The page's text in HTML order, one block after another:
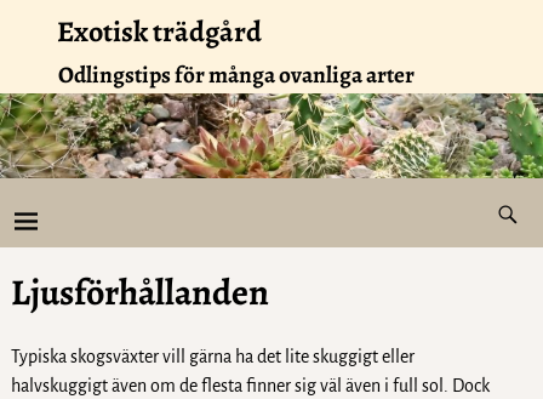
Exotisk trädgård
Odlingstips för många ovanliga arter
Ljusförhållanden
Typiska skogsväxter vill gärna ha det lite skuggigt eller
halvskuggigt även om de flesta finner sig väl även i full sol. Dock